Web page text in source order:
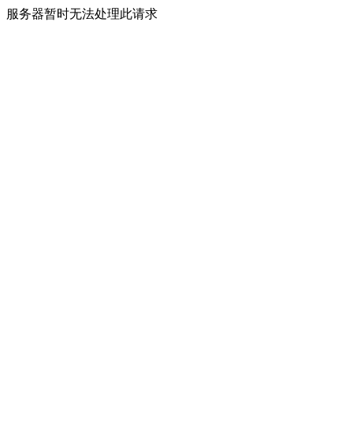
服务器暂时无法处理此请求